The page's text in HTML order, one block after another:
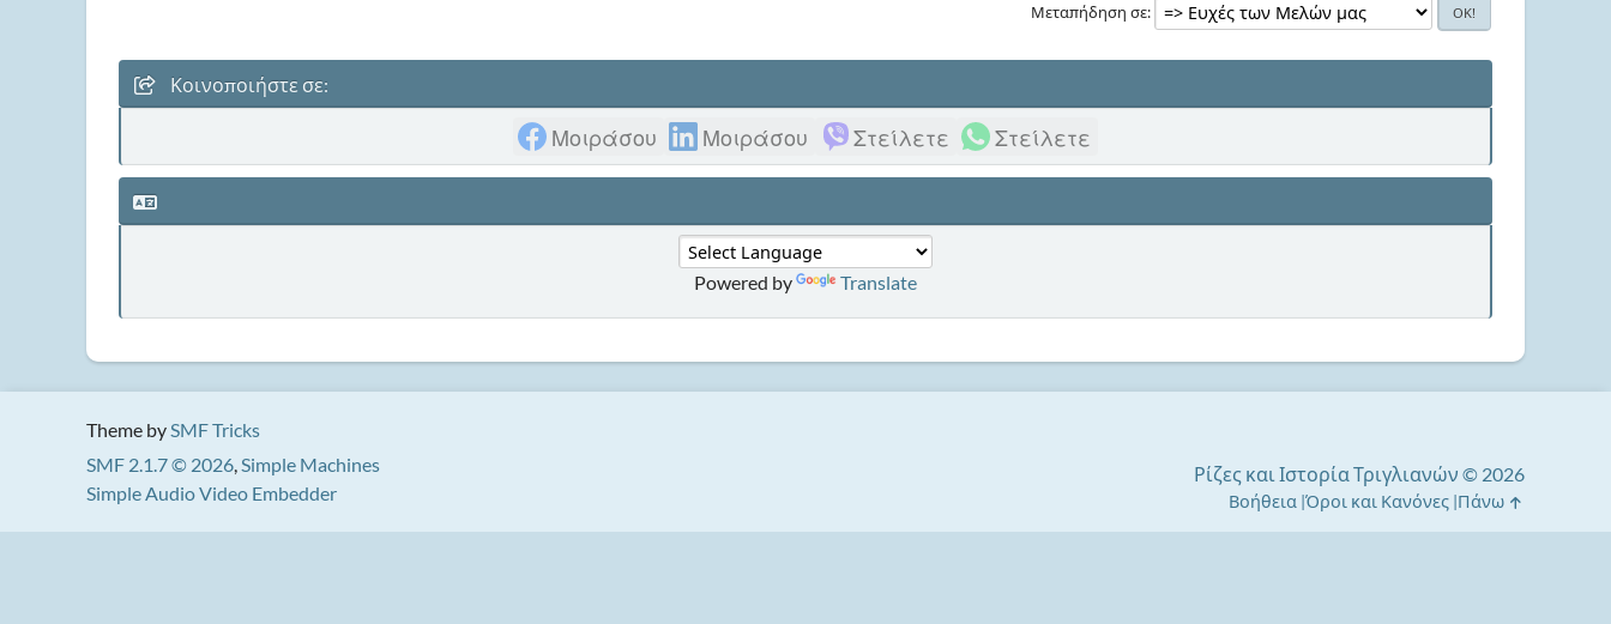
Μεταπήδηση σε
Κοινοποιήστε σε:
Μοιράσου Μοιράσου Στείλετε Στείλετε
Powered by Translate
Theme bySMF Tricks
SMF 2.1.7 © 2026,Simple Machines
Simple Audio Video Embedder
Ρίζες και Ιστορία Τριγλιανών © 2026
Βοήθεια Όροι και Κανόνες Πάνω